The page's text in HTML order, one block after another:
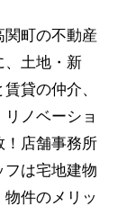
関町の不動産
、土地・新
貸の仲介、
ノベーショ
！店舗事務所
フは宅地建物
件のメリッ